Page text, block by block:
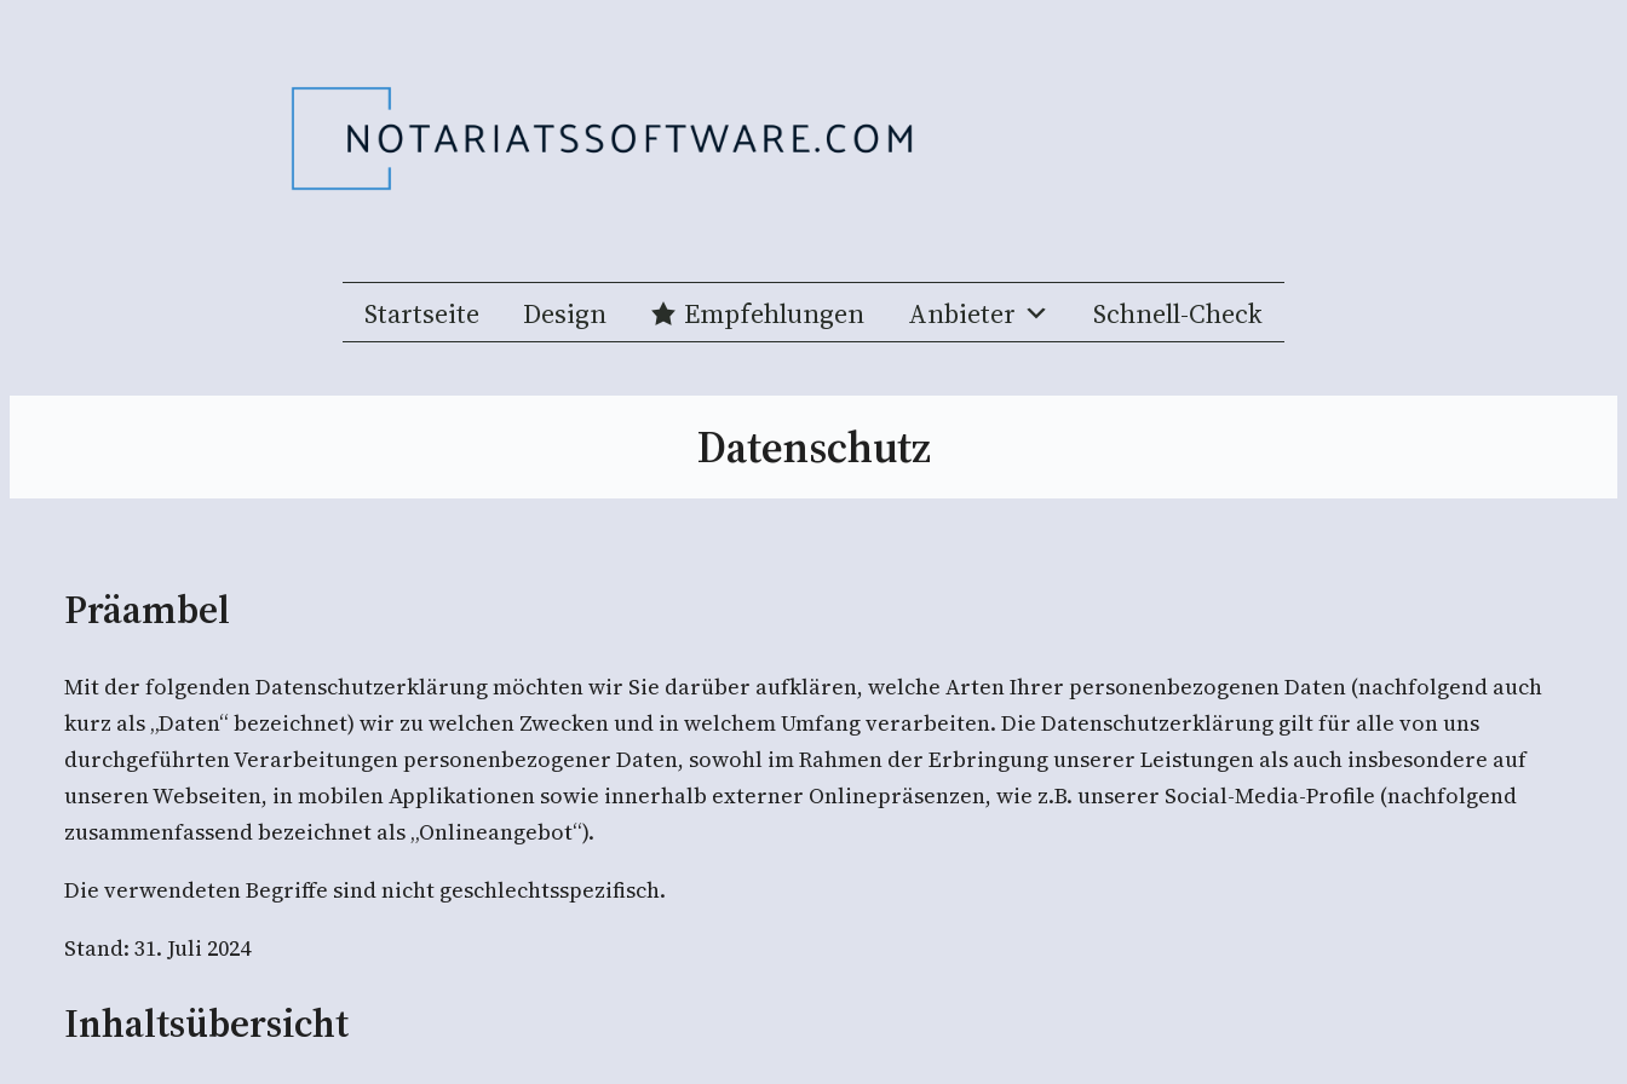
Startseite Design Empfehlungen Anbieter Schnell-Check
Datenschutz
Präambel
Mit der folgenden Datenschutzerklärung möchten wir Sie darüber aufklären, welche Arten Ihrer personenbezogenen Daten (nachfolgend auch
kurz als „Daten“ bezeichnet) wir zu welchen Zwecken und in welchem Umfang verarbeiten. Die Datenschutzerklärung gilt für alle von uns
durchgeführten Verarbeitungen personenbezogener Daten, sowohl im Rahmen der Erbringung unserer Leistungen als auch insbesondere auf
unseren Webseiten, in mobilen Applikationen sowie innerhalb externer Onlinepräsenzen, wie z.B. unserer Social-Media-Profile (nachfolgend
zusammenfassend bezeichnet als „Onlineangebot“).
Die verwendeten Begriffe sind nicht geschlechtsspezifisch.
Stand: 31. Juli 2024
Inhaltsübersicht